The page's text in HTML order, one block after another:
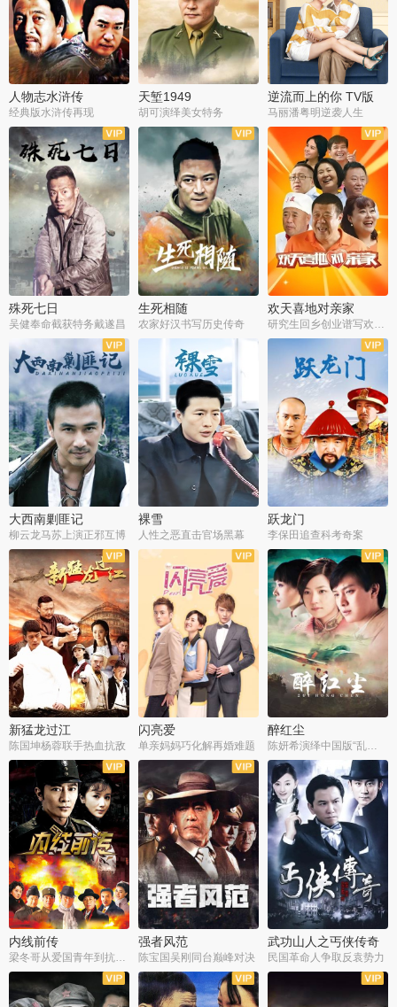
人物志水浒传
经典版水浒传再现
天堑1949
胡可演绎美女特务
逆流而上的你 TV版
马丽潘粤明逆袭人生
全34集
殊死七日
吴健奉命截获特务戴遂昌
全21集
生死相随
农家好汉书写历史传奇
全35集
欢天喜地对亲家
大西南剿匪记
柳云龙马苏上演正邪互博
全21集
裸雪
人性之恶直击官场黑幕
全30集
跃龙门
李保田追查科考奇案
全36集
新猛龙过江
陈国坤杨蓉联手热血抗敌
全37集
闪亮爱
单亲妈妈巧化解再婚难题
全30集
醉红尘
陈妍希演绎中国版“乱世佳人”
全30集
内线前传
全30集
强者风范
陈宝国吴刚同台巅峰对决
全30集
武功山人之丐侠传奇
民国革命人争取反袁势力
全38集
全9集 全35集